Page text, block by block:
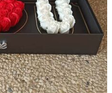
פרחים
זר מתוק
בלונים בראשון לציון
מתנות בראשון לציון